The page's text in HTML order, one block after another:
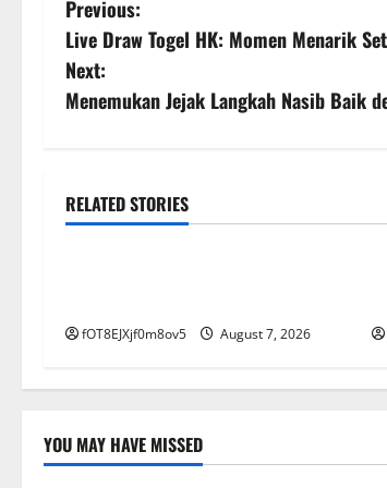
P
o
s
n
i
g
a
t
Previous:
Live Draw Togel HK: Momen Menarik
Next:
Menemukan Jejak Langkah Nasib Baik
RELATED STORIES
GAME ONLINE
fOT8EJXjf0m8ov5 August 7, 2026
YOU MAY HAVE MISSED
GAME ONLINE